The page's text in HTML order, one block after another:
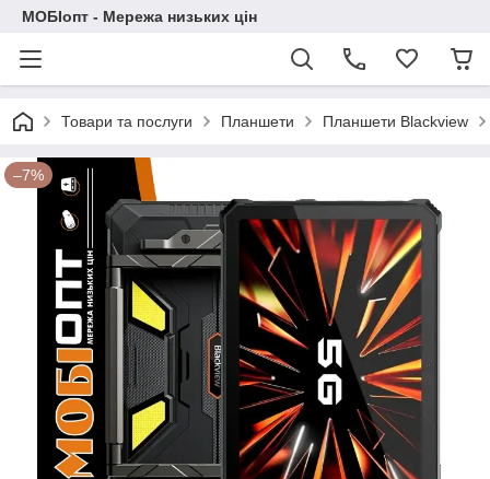
МОБІопт - Мережа низьких цін
Товари та послуги Планшети Планшети Blackview
–7%